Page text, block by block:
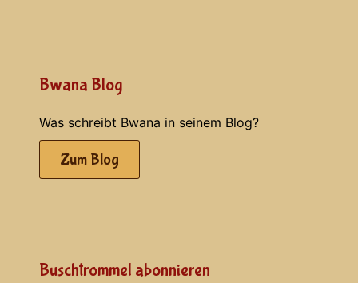
Bwana Blog
Was schreibt Bwana in seinem Blog?
Zum Blog
Buschtrommel abonnieren